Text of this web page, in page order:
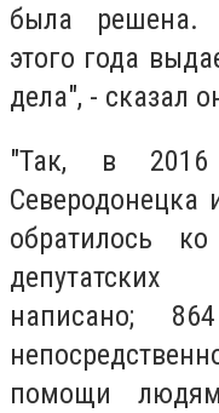
была решена.
этого года
дела", - сказал
"Так, в
Северодонецка
обратилось
написано;
помощи